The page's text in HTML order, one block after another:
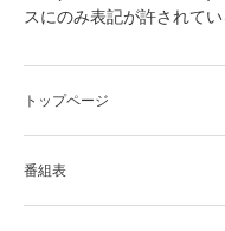
スにのみ表記が許されてい
トップページ
番組表